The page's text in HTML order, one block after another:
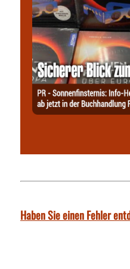
Haben Sie einen Fehler